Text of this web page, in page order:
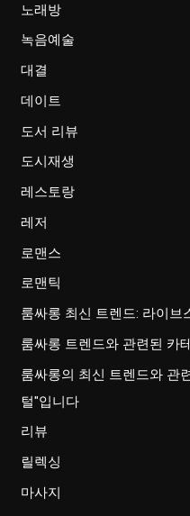
노래방
녹음예술
대결
데이트
도서 리뷰
도시재생
레스토랑
레저
로맨스
로맨틱
룸싸롱 최신 트렌드: 라이브
룸싸롱 트렌드와 관련된 카
룸싸롱의 최신 트렌드와 관
털"입니다
리뷰
릴렉싱
마사지